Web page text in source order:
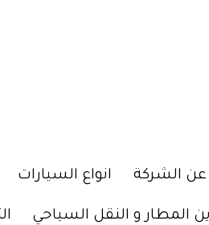
عن الشركة انواع السيارات
المطار و النقل السياحي